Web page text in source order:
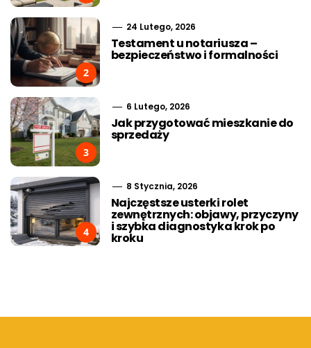
2
24 Lutego, 2026
Testament u notariusza –
bezpieczeństwo i formalności
3
6 Lutego, 2026
Jak przygotować mieszkanie do
sprzedaży
4
8 Stycznia, 2026
Najczęstsze usterki rolet
zewnętrznych: objawy, przyczyny
i szybka diagnostyka krok po
kroku